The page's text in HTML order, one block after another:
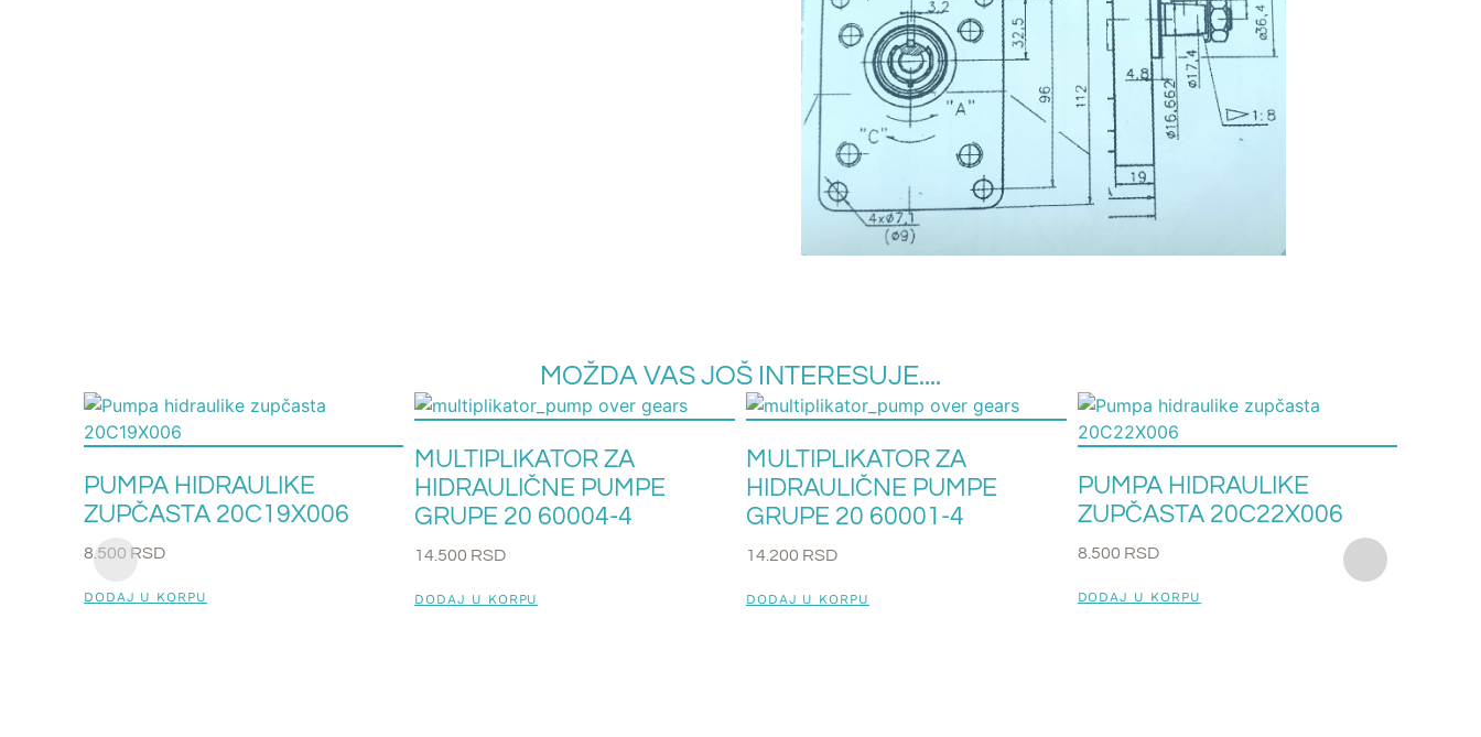
MOŽDA VAS JOŠ INTERESUJE....
PUMPA HIDRAULIKE
ZUPČASTA 20C19X006
8.500 RSD
DODAJ U KORPU
MULTIPLIKATOR ZA
HIDRAULIČNE PUMPE
GRUPE 20 60004-4
14.500 RSD
DODAJ U KORPU
MULTIPLIKATOR ZA
HIDRAULIČNE PUMPE
GRUPE 20 60001-4
14.200 RSD
DODAJ U KORPU
PUMPA HIDRAULIKE
ZUPČASTA 20C22X006
8.500 RSD
DODAJ U KORPU